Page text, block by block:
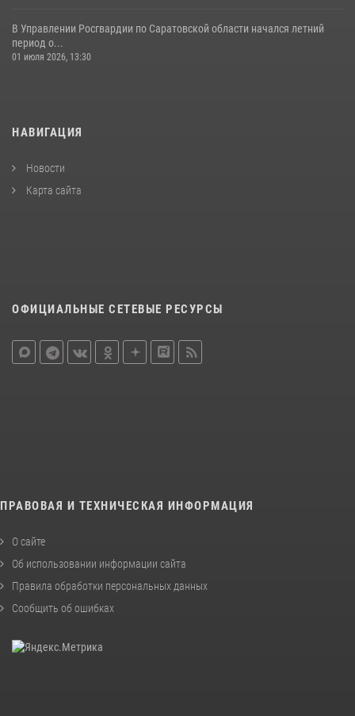
В Управлении Росгвардии по Саратовской области начался летний
период о...
01 июля 2026, 13:30
НАВИГАЦИЯ
Новости
Карта сайта
ОФИЦИАЛЬНЫЕ СЕТЕВЫЕ РЕСУРСЫ
ПРАВОВАЯ И ТЕХНИЧЕСКАЯ ИНФОРМАЦИЯ
О сайте
Об использовании информации сайта
Правила обработки персональных данных
Сообщить об ошибках